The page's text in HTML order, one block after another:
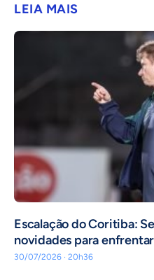
LEIA MAIS
Escalação do Coritiba:
novidades para
30/07/2026 · 20h36